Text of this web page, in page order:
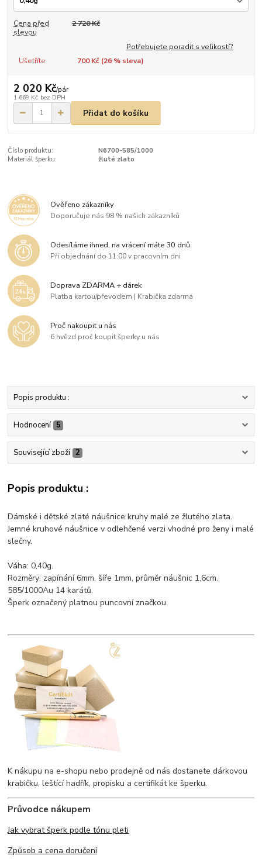
Cena před
slevou
2 720 Kč
Potřebujete poradit s velikostí?
Ušetříte
700 Kč (26% sleva)
2 020 Kč/pár
1 669 Kč bez DPH
Přidat do košíku
Číslo produktu:
N6700-585/1000
Materiál šperku:
žluté zlato
Ověřeno zákazníky
Doporučuje nás 98 % našich zákazníků
Odesíláme ihned, na vrácení máte 30 dnů
Při objednání do 11:00 v pracovním dni
Doprava ZDARMA + dárek
Platba kartou/převodem | Krabička zdarma
Proč nakoupit u nás
6 hvězd proč koupit šperky u nás
Popis produktu :
Hodnocení 5
Související zboží 2
Popis produktu :
Dámské i dětské zlaté náušnice kruhy malé ze žlutého zlata.
Jemné kruhové náušnice v odlehčené verzi vhodné pro ženy i malé
slečny.
Váha: 0,40g.
Rozměry: zapínání 6mm, šíře 1mm, průměr náušnic 1,6cm.
585/1000Au 14 karátů.
Šperk označený platnou puncovní značkou.
K nákupu na e-shopu nebo prodejně od nás dostanete dárkovou
krabičku, leštící hadřík, propisku a certifikát ke šperku.
Průvodce nákupem
Jak vybrat šperk podle tónu pleti
Způsob a cena doručení